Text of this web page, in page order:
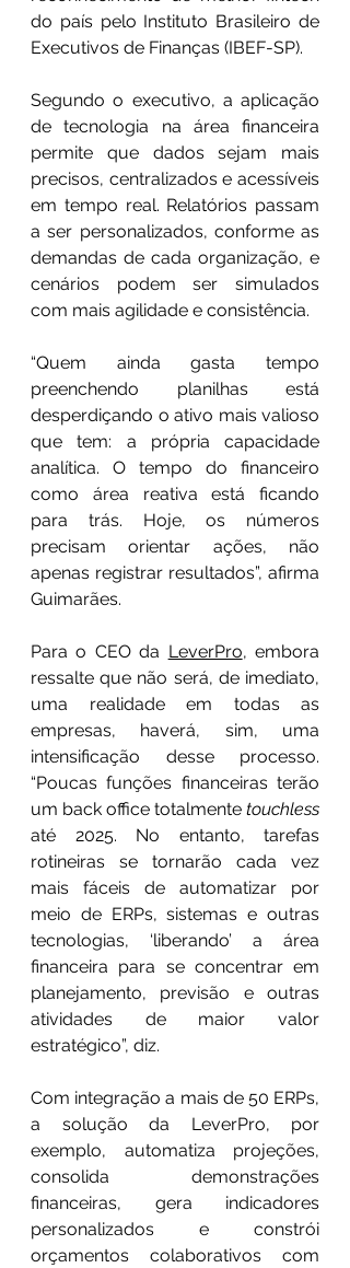
do país pelo Instituto Brasileiro de
Executivos de Finanças (IBEF-SP).
Segundo o executivo, a aplicação
de tecnologia na área financeira
permite que dados sejam mais
precisos, centralizados e acessíveis
em tempo real. Relatórios passam
a ser personalizados, conforme as
demandas de cada organização, e
cenários podem ser simulados
com mais agilidade e consistência.
“Quem ainda gasta tempo
preenchendo planilhas está
desperdiçando o ativo mais valioso
que tem: a própria capacidade
analítica. O tempo do financeiro
como área reativa está ficando
para trás. Hoje, os números
precisam orientar ações, não
apenas registrar resultados”, afirma
Guimarães.
Para o CEO da LeverPro, embora
ressalte que não será, de imediato,
uma realidade em todas as
empresas, haverá, sim, uma
intensificação desse processo.
“Poucas funções financeiras terão
um back office totalmente touchless
até 2025. No entanto, tarefas
rotineiras se tornarão cada vez
mais fáceis de automatizar por
meio de ERPs, sistemas e outras
tecnologias, ‘liberando’ a área
financeira para se concentrar em
planejamento, previsão e outras
atividades de maior valor
estratégico”, diz.
Com integração a mais de 50 ERPs,
a solução da LeverPro, por
exemplo, automatiza projeções,
consolida demonstrações
financeiras, gera indicadores
personalizados e constrói
orçamentos colaborativos com